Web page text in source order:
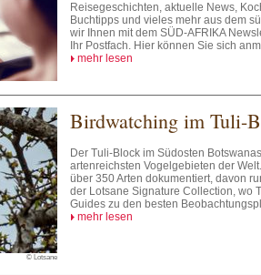
Reisegeschichten, aktuelle News,
Buchtipps und vieles mehr aus dem
wir Ihnen mit dem SÜD-AFRIKA
Ihr Postfach. Hier können Sie sich
mehr lesen
© Lotsane
Birdwatching im Tuli-
Der Tuli-Block im Südosten
artenreichsten Vogelgebieten der
über 350 Arten dokumentiert, davon
der Lotsane Signature Collection, wo
Guides zu den besten
mehr lesen